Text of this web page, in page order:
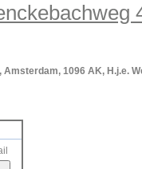
1096 AK, H.j.e.